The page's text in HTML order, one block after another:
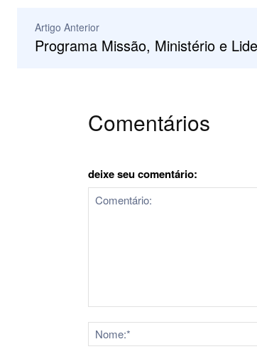
Artigo Anterior
Programa Missão, Ministério e
Comentários
deixe seu comentário: